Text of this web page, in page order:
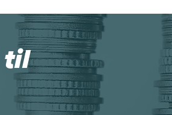
til